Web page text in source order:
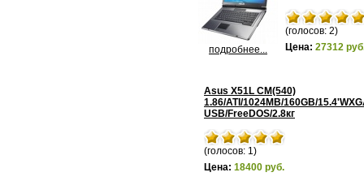
подробнее...
(голосов: 2)
Цена: 27312
Asus X51L CM(540)
1.86/ATI/1024MB/160GB/
USB/FreeDOS/2.8кг
(голосов: 1)
Цена: 18400 руб.